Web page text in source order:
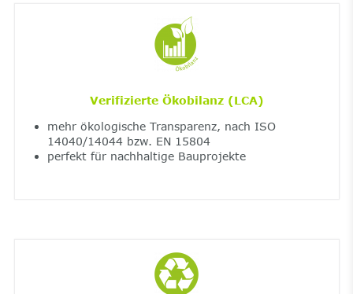
Verifizierte Ökobilanz (LCA)
mehr ökologische Transparenz, nach ISO
14040/14044 bzw. EN 15804
perfekt für nachhaltige Bauprojekte